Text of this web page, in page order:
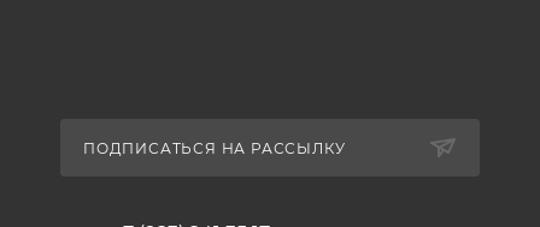
ПОДПИСАТЬСЯ НА РАССЫЛКУ